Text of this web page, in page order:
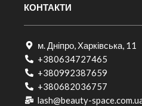
КОНТАКТИ
м. Дніпро, Харківська, 11
+380634727465
+380992387659
+380682036757​
lash@beauty-